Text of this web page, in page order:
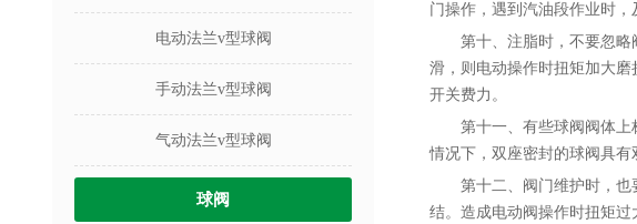
电动法兰v型球阀
手动法兰v型球阀
气动法兰v型球阀
球阀
门操作，遇到汽油段作业时，
第十、注脂时，不要忽
滑，则电动操作时扭矩加大
开关费力。
第十一、有些球阀阀体
情况下，双座密封的球阀具有
第十二、阀门维护时，
结。造成电动阀操作时扭矩